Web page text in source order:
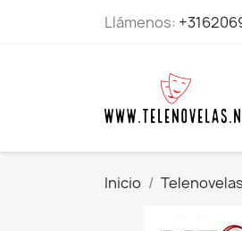
Llámenos:
Inicio Telenovelas